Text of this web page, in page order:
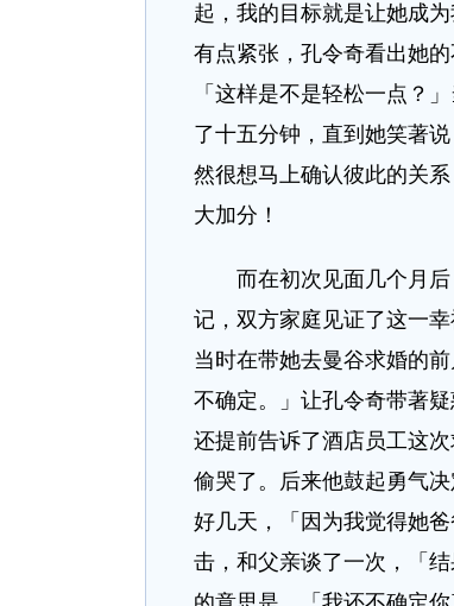
起，我的目标就是让她成
有点紧张，孔令奇看出她
「这样是不是轻松一点？
了十五分钟，直到她笑著
然很想马上确认彼此的关
大加分！
而在初次见面几个月后
记，双方家庭见证了这一
当时在带她去曼谷求婚的
不确定。」让孔令奇带著
还提前告诉了酒店员工这
偷哭了。后来他鼓起勇气
好几天，「因为我觉得她
击，和父亲谈了一次，「